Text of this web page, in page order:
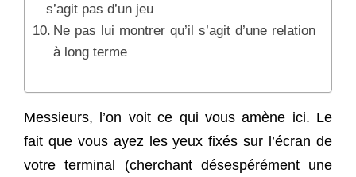
s’agit pas d’un jeu
Ne pas lui montrer qu’il s’agit d’une relation
à long terme
Messieurs, l’on voit ce qui vous amène ici. Le
fait que vous ayez les yeux fixés sur l’écran de
votre terminal (cherchant désespérément une